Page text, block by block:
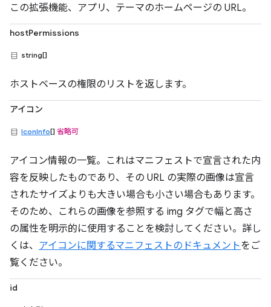
この拡張機能、アプリ、テーマのホームページの URL。
hostPermissions
string[]
ホストベースの権限のリストを返します。
アイコン
IconInfo[] 省略可
アイコン情報の一覧。これはマニフェストで宣言された内
容を反映したものであり、その URL の実際の画像は宣言
されたサイズよりも大きい場合も小さい場合もあります。
そのため、これらの画像を参照する img タグで幅と高さ
の属性を明示的に使用することを検討してください。詳し
くは、 アイコンに関するマニフェストのドキュメントをご
覧ください。
id